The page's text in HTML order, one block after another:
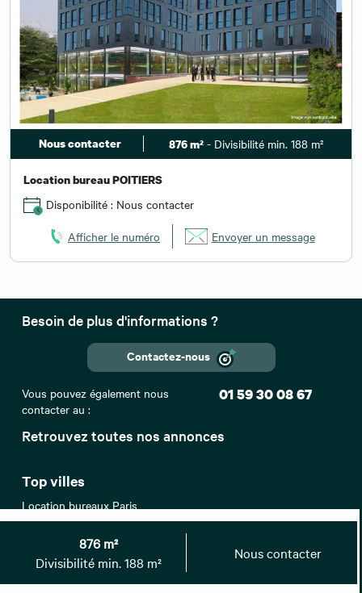
876 m²
Divisibilité min. 188 m²
Nous contacter
Nous contacter 876 m² - Divisibilité min. 188 m²
Location bureau POITIERS
Disponibilité : Nous contacter
Afficher le numéro Envoyer un message
Retrouvez toutes nos annonces
Top villes
Location bureaux Paris
Location bureaux Lyon
Location bureaux Lille
Location bureaux Bordeaux
Location bureaux Aix-en-Provence
Besoin de plus d'informations ?
Contactez-nous
Vous pouvez également nous
contacter au :
01 59 30 08 67